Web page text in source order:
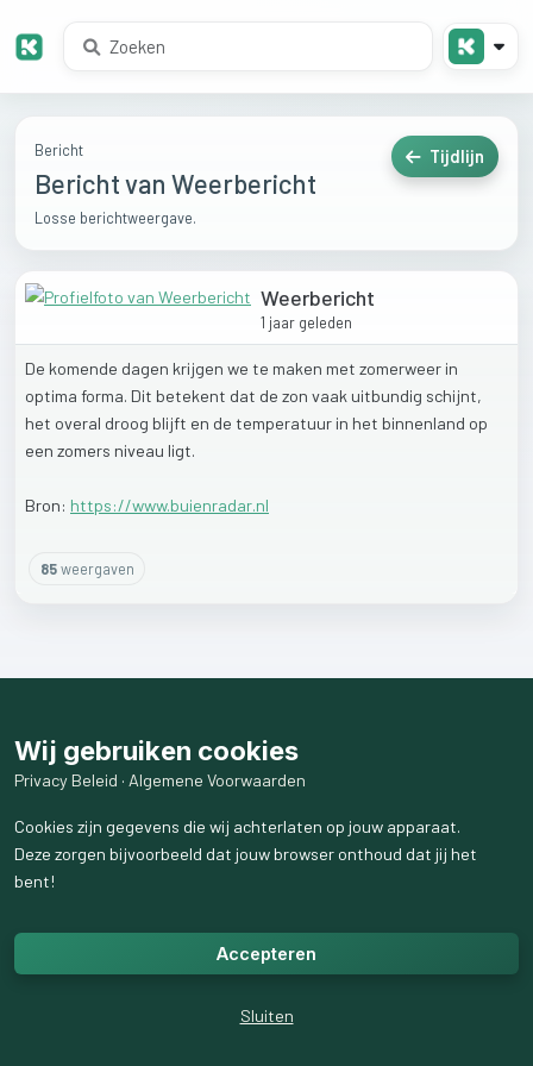
Bericht
Bericht van Weerbericht
Losse berichtweergave.
Tijdlijn
Weerbericht
1 jaar geleden
De komende dagen krijgen we te maken met zomerweer in
optima forma. Dit betekent dat de zon vaak uitbundig schijnt,
het overal droog blijft en de temperatuur in het binnenland op
een zomers niveau ligt.
Bron: https://www.buienradar.nl
85weergaven
Wij gebruiken cookies
Privacy Beleid · Algemene Voorwaarden
Cookies zijn gegevens die wij achterlaten op jouw apparaat.
Deze zorgen bijvoorbeeld dat jouw browser onthoud dat jij het
bent!
Accepteren
Sluiten